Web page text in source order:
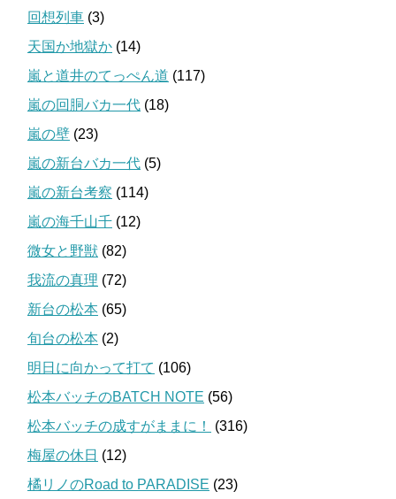
回想列車 (3)
天国か地獄か (14)
嵐と道井のてっぺん道 (117)
嵐の回胴バカ一代 (18)
嵐の壁 (23)
嵐の新台バカ一代 (5)
嵐の新台考察 (114)
嵐の海千山千 (12)
微女と野獣 (82)
我流の真理 (72)
新台の松本 (65)
旬台の松本 (2)
明日に向かって打て (106)
松本バッチのBATCH NOTE (56)
松本バッチの成すがままに！
(316)
梅屋の休日 (12)
橘リノのRoad to PARADISE (23)